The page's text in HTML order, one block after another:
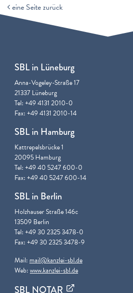
eine Seite zurück
SBL in Lüneburg
Anna-Vogeley-Straße 17
21337 Lüneburg
Tel: +49 4131 2010-0
Fax: +49 4131 2010-14
SBL in Hamburg
Kattrepelsbrücke 1
20095 Hamburg
Tel: +49 40 5247 600-0
Fax: +49 40 5247 600-14
SBL in Berlin
Holzhauser Straße 146c
13509 Berlin
Tel: +49 30 2325 3478-0
Fax: +49 30 2325 3478-9
Mail: mail@kanzlei-sbl.de
Web:www.kanzlei-sbl.de
SBL NOTAR